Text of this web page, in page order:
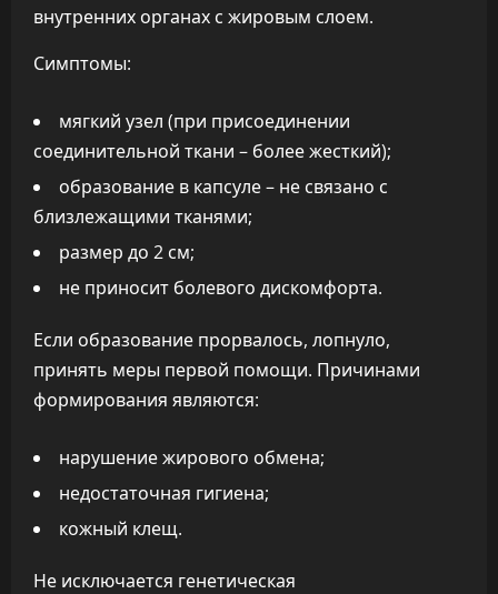
внутренних органах с жировым слоем.
Симптомы:
мягкий узел (при присоединении
соединительной ткани – более жесткий);
образование в капсуле – не связано с
близлежащими тканями;
размер до 2 см;
не приносит болевого дискомфорта.
Если образование прорвалось, лопнуло,
принять меры первой помощи. Причинами
формирования являются:
нарушение жирового обмена;
недостаточная гигиена;
кожный клещ.
Не исключается генетическая